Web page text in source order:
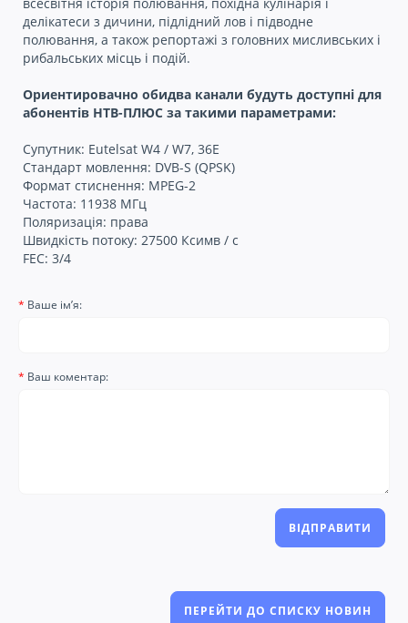
делікатеси з дичини, підлідний лов і підводне
полювання, а також репортажі з головних мисливських і
рибальських місць і подій.
Ориентировачно обидва канали будуть доступні для
абонентів НТВ-ПЛЮС за такими параметрами:
Супутник: Eutelsat W4 / W7, 36E
Стандарт мовлення: DVB-S (QPSK)
Формат стиснення: MPEG-2
Частота: 11938 МГц
Поляризація: права
Швидкість потоку: 27500 Ксимв / с
FEC: 3/4
Ваше ім’я:
Ваш коментар:
ВІДПРАВИТИ
ПЕРЕЙТИ ДО СПИСКУ НОВИН